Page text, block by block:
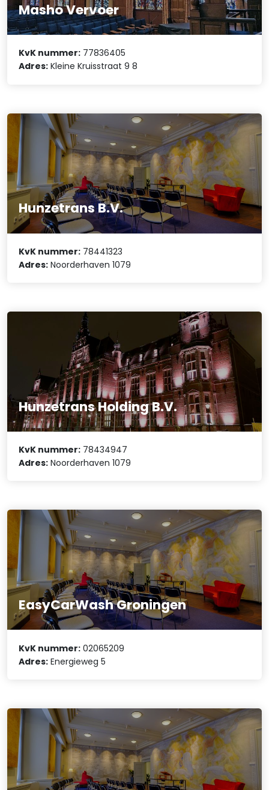
Masho Vervoer
KvK nummer: 77836405
Adres: Kleine Kruisstraat 9 8
Hunzetrans B.V.
KvK nummer: 78441323
Adres: Noorderhaven 1079
Hunzetrans Holding B.V.
KvK nummer: 78434947
Adres: Noorderhaven 1079
EasyCarWash Groningen
KvK nummer: 02065209
Adres: Energieweg 5